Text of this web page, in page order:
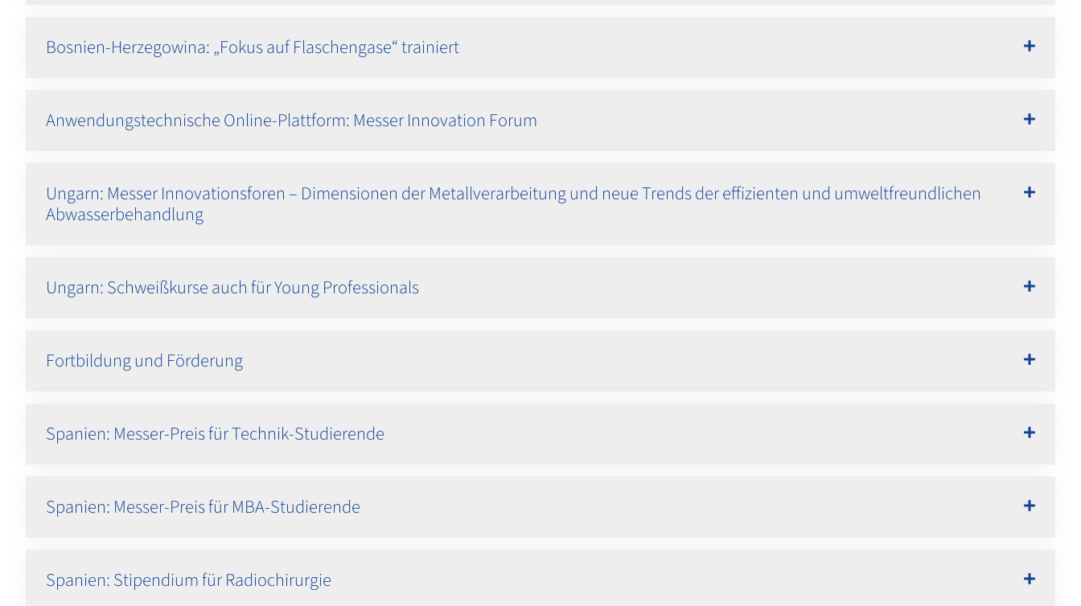
Bosnien-Herzegowina: „Fokus auf Flaschengase“ trainiert
Anwendungstechnische Online-Plattform: Messer Innovation Forum
Ungarn: Messer Innovationsforen – Dimensionen der Metallverarbeitung und neue Trends der effizienten und umweltfreundlichen
Abwasserbehandlung
Ungarn: Schweißkurse auch für Young Professionals
Fortbildung und Förderung
Spanien: Messer-Preis für Technik-Studierende
Spanien: Messer-Preis für MBA-Studierende
Spanien: Stipendium für Radiochirurgie